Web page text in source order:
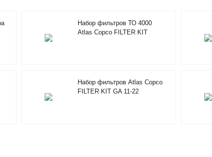
Набор фильтров ТО 4000
Atlas Copco FILTER KIT
Набор фильтров Atlas Copco
FILTER KIT GA 11-22